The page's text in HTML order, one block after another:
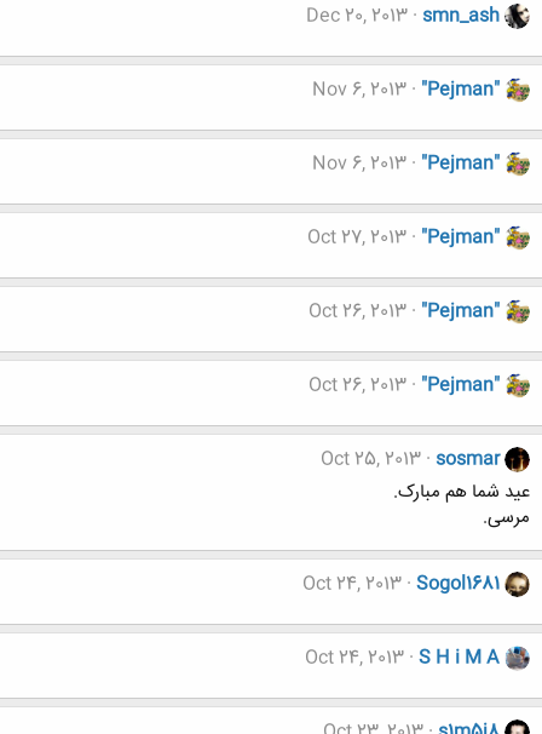
smn_ash
Dec 20, 2013
"Pejman"
Nov 6, 2013
"Pejman"
Nov 6, 2013
"Pejman"
Oct 27, 2013
"Pejman"
Oct 26, 2013
"Pejman"
Oct 26, 2013
sosmar
Oct 25, 2013
عید شما هم مبارک.
مرسی.
Sogol1681
Oct 24, 2013
S H i M A
Oct 24, 2013